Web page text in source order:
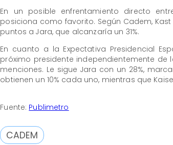
En un posible enfrentamiento directo
posiciona como favorito. Según Cadem,
puntos a Jara, que alcanzaría un 31%.
En cuanto a la Expectativa Presidencial
próximo presidente independientemente de
menciones. Le sigue Jara con un 28%,
obtienen un 10% cada uno, mientras que
Fuente: Publimetro
CADEM